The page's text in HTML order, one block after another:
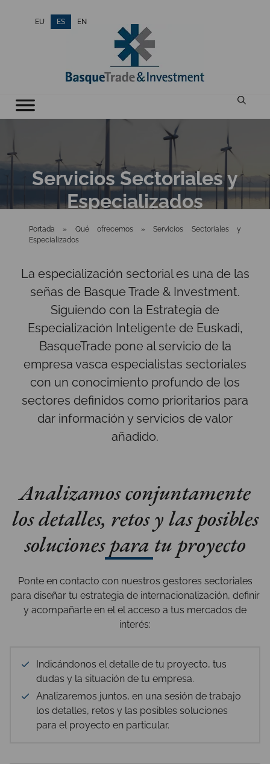
EU ES EN
Servicios Sectoriales y
Especializados
Portada » Qué ofrecemos»Servicios Sectoriales y
Especializados
La especialización sectorial es una de las
señas de Basque Trade & Investment.
Siguiendo con la Estrategia de
Especialización Inteligente de Euskadi,
BasqueTrade pone al servicio de la
empresa vasca especialistas sectoriales
con un conocimiento profundo de los
sectores definidos como prioritarios para
dar información y servicios de valor
añadido.
Analizamos conjuntamente
los detalles, retos y las posibles
soluciones para tu proyecto
Ponte en contacto con nuestros gestores sectoriales
para diseñar tu estrategia de internacionalización, definir
y acompañarte en el el acceso a tus mercados de
interés:
Indicándonos el detalle de tu proyecto, tus
dudas y la situación de tu empresa.
Analizaremos juntos, en una sesión de trabajo
los detalles, retos y las posibles soluciones
para el proyecto en particular.